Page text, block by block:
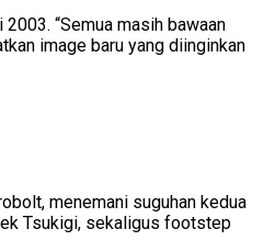
“Semua masih bawaan
image baru yang diinginkan
menemani suguhan kedua
Tsukigi, sekaligus footstep